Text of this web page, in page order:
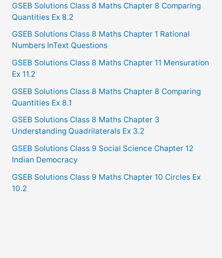
GSEB Solutions Class 8 Maths Chapter 8 Comparing
Quantities Ex 8.2
GSEB Solutions Class 8 Maths Chapter 1 Rational
Numbers InText Questions
GSEB Solutions Class 8 Maths Chapter 11 Mensuration
Ex 11.2
GSEB Solutions Class 8 Maths Chapter 8 Comparing
Quantities Ex 8.1
GSEB Solutions Class 8 Maths Chapter 3
Understanding Quadrilaterals Ex 3.2
GSEB Solutions Class 9 Social Science Chapter 12
Indian Democracy
GSEB Solutions Class 9 Maths Chapter 10 Circles Ex
10.2